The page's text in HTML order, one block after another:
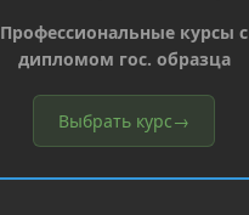
Профессиональные курсы с
дипломом гос. образца
Выбрать курс→